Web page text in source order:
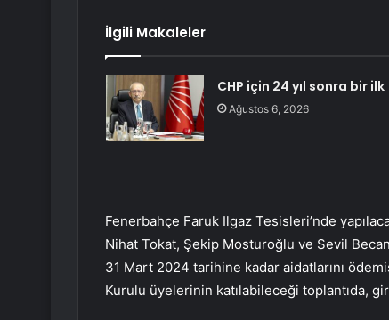
İlgili Makaleler
CHP için 24 yıl sonra bir ilk
Ağustos 6, 2026
Fenerbahçe Faruk Ilgaz Tesisleri’nde
Nihat Tokat, Şekip Mosturoğlu ve Sevil
31 Mart 2024 tarihine kadar aidatlarını
Kurulu üyelerinin katılabileceği toplantıda,